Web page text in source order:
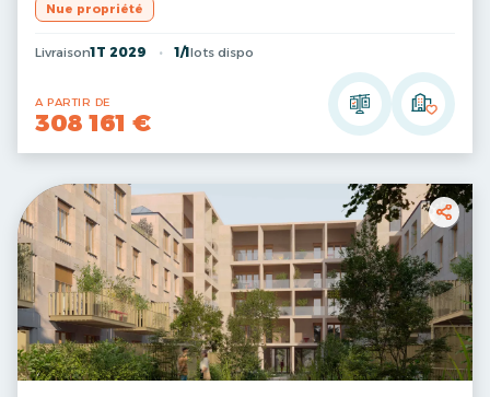
Nue propriété
Livraison1T 2029 1/1 lots dispo
A PARTIR DE
308 161 €